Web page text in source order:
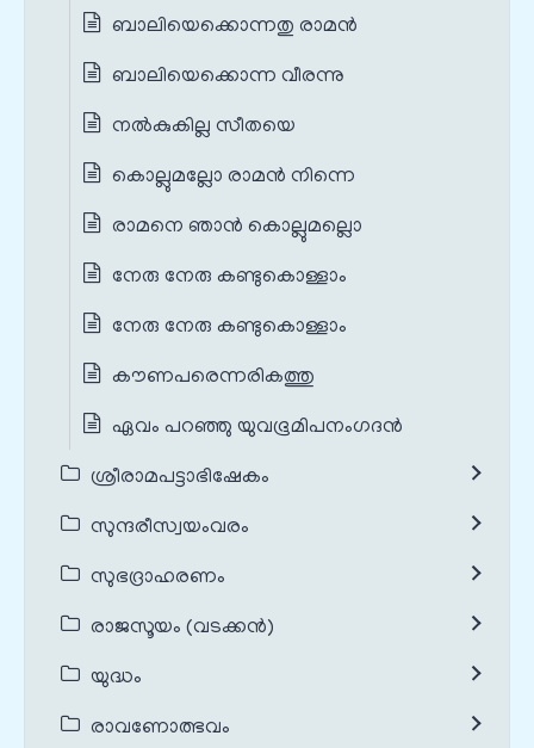
ബാലിയെക്കൊന്നതു രാമൻ
ബാലിയെക്കൊന്ന വീരന്നു
നൽകുകില്ല സീതയെ
കൊല്ലുമല്ലോ രാമൻ നിന്നെ
രാമനെ ഞാൻ കൊല്ലുമല്ലൊ
നേരു നേരു കണ്ടുകൊള്ളാം
നേരു നേരു കണ്ടുകൊള്ളാം
കൗണപരെന്നരികത്തു
ഏവം പറഞ്ഞു യുവഭൂമിപനംഗദൻ
ശ്രീരാമപട്ടാഭിഷേകം
സുന്ദരീസ്വയംവരം
സുഭദ്രാഹരണം
രാജസൂയം (വടക്കൻ)
യുദ്ധം
രാവണോത്ഭവം